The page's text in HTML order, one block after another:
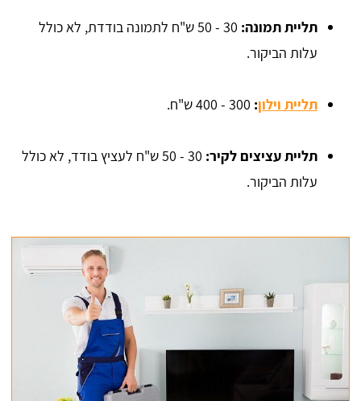
תליית תמונה:
30 - 50 ש"ח לתמונה בודדת, לא כולל
עלות הביקור.
תליית וילון: 300 - 400 ש"ח.
תליית עציצים לקיר:
30 - 50 ש"ח לעציץ בודד, לא כולל
עלות הביקור.